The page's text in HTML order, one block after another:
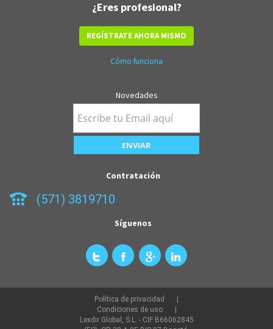
¿Eres profesional?
REGÍSTRATE AHORA MISMO
Cómo funciona
Novedades
Contratación
(571) 3819710
Síguenos
Política de privacidad
Condiciones de uso
Lexdir Global, S.L. - CIF B66062845